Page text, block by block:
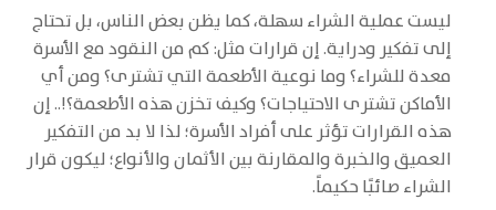
ليست عملية الشراء سهلة، كما يظن بعض الناس، بل تحتاج
إلى تفكير ودراية. إن قرارات مثل: كم من النقود مع الأسرة
معدة للشراء؟ وما نوعية الأطعمة التي تشترى؟ ومن أي
الأماكن تشترى الاحتياجات؟ وكيف تخزن هذه الأطعمة؟!.. إن
هذه القرارات تؤثر على أفراد الأسرة؛ لذا لا بد من التفكير
العميق والخبرة والمقارنة بين الأثمان والأنواع؛ ليكون قرار
الشراء صائبًا حكيماً.